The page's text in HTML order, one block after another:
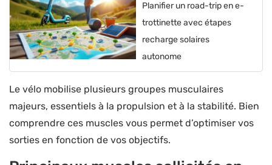
Planifier un road-trip en e-
trottinette avec étapes
recharge solaires
autonome
Le vélo mobilise plusieurs groupes musculaires
majeurs, essentiels à la propulsion et à la stabilité. Bien
comprendre ces muscles vous permet d’optimiser vos
sorties en fonction de vos objectifs.